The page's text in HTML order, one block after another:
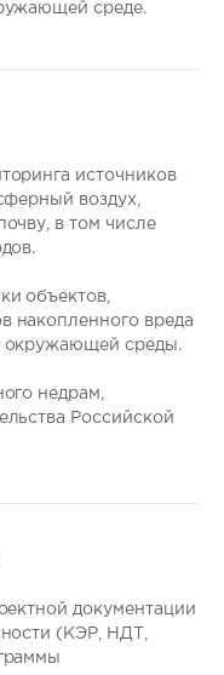
среде.
источников
воздух,
в том числе
объектов,
накопленного вреда
окружающей среды.
недрам,
Российской
документации
(КЭР, НДТ,